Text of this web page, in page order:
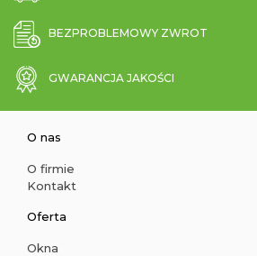
BEZPROBLEMOWY ZWROT
GWARANCJA JAKOŚCI
O nas
O firmie
Kontakt
Oferta
Okna